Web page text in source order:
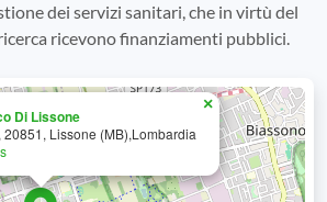
dei servizi sanitari, che in virtù del
ricevono finanziamenti pubblici.
Di Lissone
Lissone (MB),Lombardia
×